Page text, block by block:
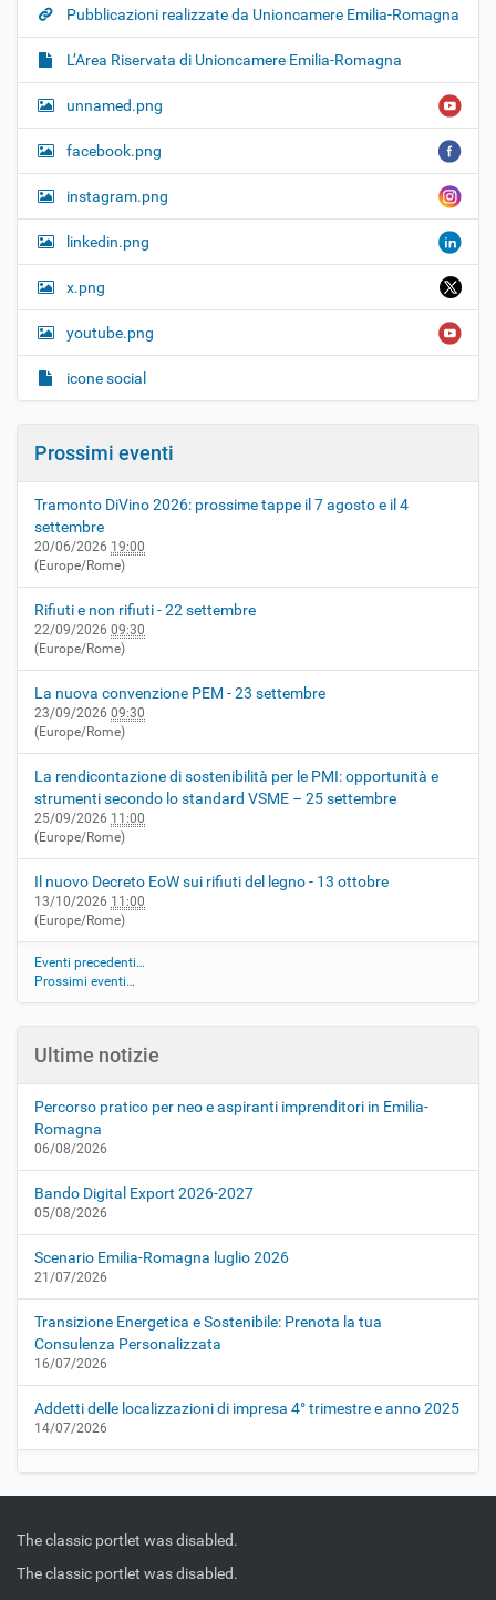
Pubblicazioni realizzate da Unioncamere Emilia-Romagna
L’Area Riservata di Unioncamere Emilia-Romagna
unnamed.png
facebook.png
instagram.png
linkedin.png
x.png
youtube.png
icone social
Prossimi eventi
Tramonto DiVino 2026: prossime tappe il 7 agosto e il 4
settembre
20/06/2026 19:00
(Europe/Rome)
Rifiuti e non rifiuti - 22 settembre
22/09/2026 09:30
(Europe/Rome)
La nuova convenzione PEM - 23 settembre
23/09/2026 09:30
(Europe/Rome)
La rendicontazione di sostenibilità per le PMI: opportunità e
strumenti secondo lo standard VSME – 25 settembre
25/09/2026 11:00
(Europe/Rome)
Il nuovo Decreto EoW sui rifiuti del legno - 13 ottobre
13/10/2026 11:00
(Europe/Rome)
Eventi precedenti…
Prossimi eventi…
Ultime notizie
Percorso pratico per neo e aspiranti imprenditori in Emilia-
Romagna
06/08/2026
Bando Digital Export 2026-2027
05/08/2026
Scenario Emilia-Romagna luglio 2026
21/07/2026
Transizione Energetica e Sostenibile: Prenota la tua
Consulenza Personalizzata
16/07/2026
Addetti delle localizzazioni di impresa 4° trimestre e anno 2025
14/07/2026
The classic portlet was disabled.
The classic portlet was disabled.